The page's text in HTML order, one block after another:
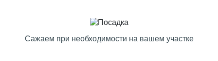
Сажаем при необходимости на вашем участке